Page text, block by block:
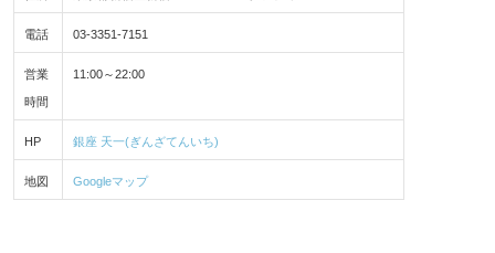
電話 03-3351-7151
営業
時間
11:00～22:00
HP 銀座 天一(ぎんざてんいち)
地図 Googleマップ